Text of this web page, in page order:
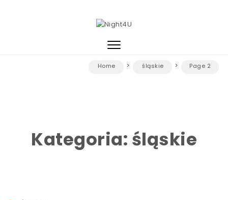
Toggle
Home
śląskie Page 2
Kategoria: śląskie